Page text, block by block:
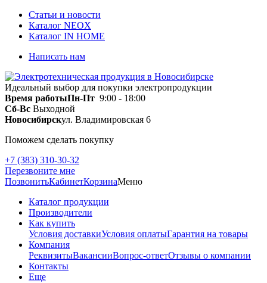
Статьи и новости
Каталог NEOX
Каталог IN HOME
Написать нам
Идеальный выбор для покупки электропродукции
Время работыПн-Пт 9:00 - 18:00
Сб-Вс Выходной
Новосибирскул. Владимировская 6
Поможем сделать покупку
+7 (383) 310-30-32
Перезвоните мне
ПозвонитьКабинетКорзинаМеню
Каталог продукции
Производители
Как купить
Условия доставкиУсловия оплатыГарантия на товары
Компания
РеквизитыВакансииВопрос-ответОтзывы о компании
Контакты
Еще